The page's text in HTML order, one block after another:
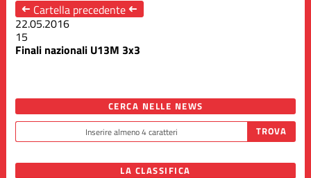
➜ Cartella precedente ➜
22.05.2016
15
Finali nazionali U13M 3x3
CERCA NELLE NEWS
LA CLASSIFICA